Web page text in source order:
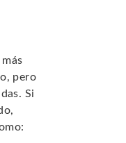
pero
Si